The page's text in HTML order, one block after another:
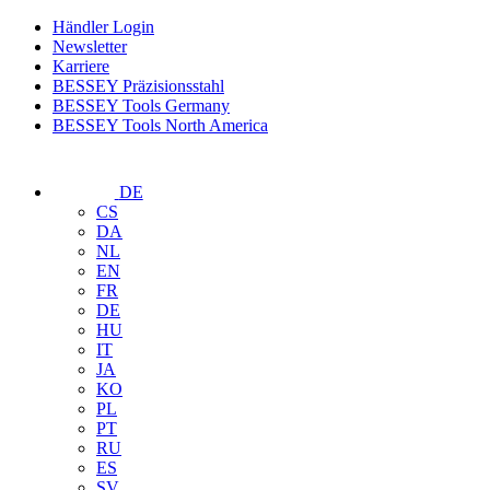
Händler Login
Newsletter
Karriere
BESSEY Präzisionsstahl
BESSEY Tools Germany
BESSEY Tools North America
DE
CS
DA
NL
EN
FR
DE
HU
IT
JA
KO
PL
PT
RU
ES